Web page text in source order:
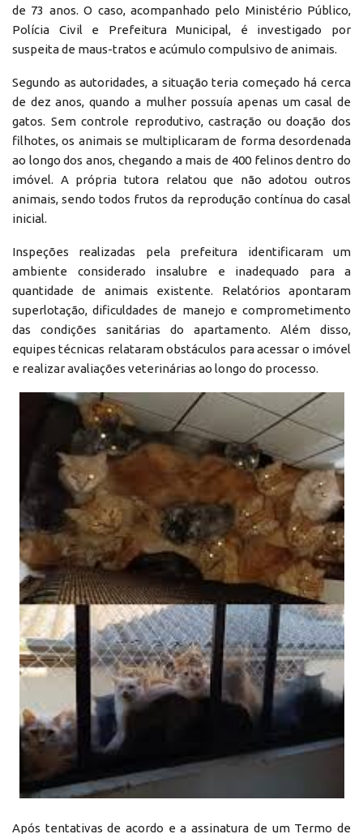
de 73 anos. O caso, acompanhado pelo Ministério Público,
Polícia Civil e Prefeitura Municipal, é investigado por
suspeita de maus-tratos e acúmulo compulsivo de animais.
Segundo as autoridades, a situação teria começado há cerca
de dez anos, quando a mulher possuía apenas um casal de
gatos. Sem controle reprodutivo, castração ou doação dos
filhotes, os animais se multiplicaram de forma desordenada
ao longo dos anos, chegando a mais de 400 felinos dentro do
imóvel. A própria tutora relatou que não adotou outros
animais, sendo todos frutos da reprodução contínua do casal
inicial.
Inspeções realizadas pela prefeitura identificaram um
ambiente considerado insalubre e inadequado para a
quantidade de animais existente. Relatórios apontaram
superlotação, dificuldades de manejo e comprometimento
das condições sanitárias do apartamento. Além disso,
equipes técnicas relataram obstáculos para acessar o imóvel
e realizar avaliações veterinárias ao longo do processo.
Após tentativas de acordo e a assinatura de um Termo de